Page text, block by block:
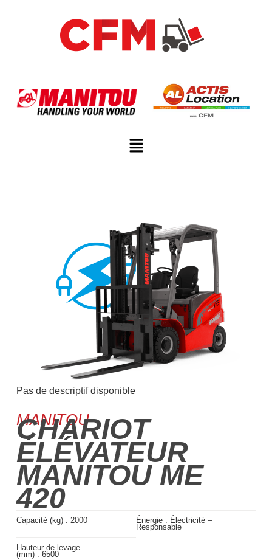
Pas de descriptif disponible
MANITOU
CHARIOT
ÉLÉVATEUR
MANITOU ME
420
Capacité (kg) : 2000
Hauteur de levage
(mm) : 6500
Énergie : Électricité –
Responsable